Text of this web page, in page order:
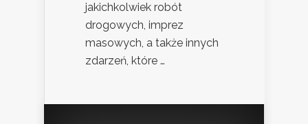
jakichkolwiek robót
drogowych, imprez
masowych, a także innych
zdarzeń, które …